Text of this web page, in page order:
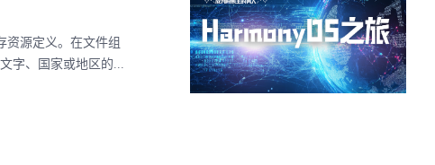
资源定义。在文件组
字、国家或地区的...